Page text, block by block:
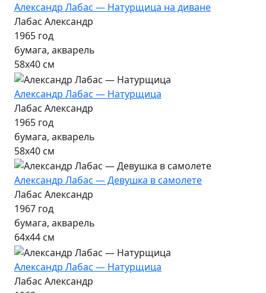
Александр Лабас — Натурщица на диване
Лабас Александр
1965 год
бумага, акварель
58х40 см
Александр Лабас — Натурщица
Лабас Александр
1965 год
бумага, акварель
58х40 см
Александр Лабас — Девушка в самолете
Лабас Александр
1967 год
бумага, акварель
64х44 см
Александр Лабас — Натурщица
Лабас Александр